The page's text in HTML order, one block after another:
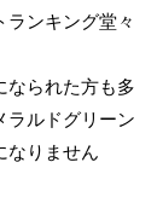
ンキング堂々
なられた方も多
ラルドグリーン
なりません